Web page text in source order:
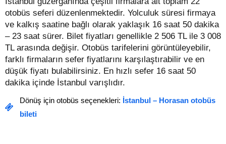
otobüs seferi düzenlenmektedir. Yolculuk süresi firmaya
ve kalkış saatine bağlı olarak yaklaşık 16 saat 50 dakika
– 23 saat sürer. Bilet fiyatları genellikle 2 506 TL ile 3 008
TL arasında değişir. Otobüs tarifelerini görüntüleyebilir,
farklı firmaların sefer fiyatlarını karşılaştırabilir ve en
düşük fiyatı bulabilirsiniz. En hızlı sefer 16 saat 50
dakika içinde İstanbul varışlıdır.
Dönüş için otobüs seçenekleri: İstanbul – Horasan otobüs
bileti